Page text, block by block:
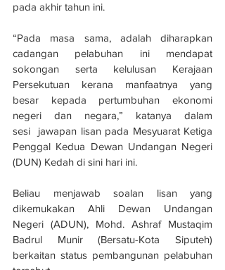
pada akhir tahun ini.
“Pada masa sama, adalah diharapkan
cadangan pelabuhan ini mendapat
sokongan serta kelulusan Kerajaan
Persekutuan kerana manfaatnya yang
besar kepada pertumbuhan ekonomi
negeri dan negara,” katanya dalam
sesi  jawapan lisan pada Mesyuarat Ketiga
Penggal Kedua Dewan Undangan Negeri
(DUN) Kedah di sini hari ini.
Beliau menjawab soalan lisan yang
dikemukakan Ahli Dewan Undangan
Negeri (ADUN), Mohd. Ashraf Mustaqim
Badrul Munir (Bersatu-Kota Siputeh)
berkaitan status pembangunan pelabuhan